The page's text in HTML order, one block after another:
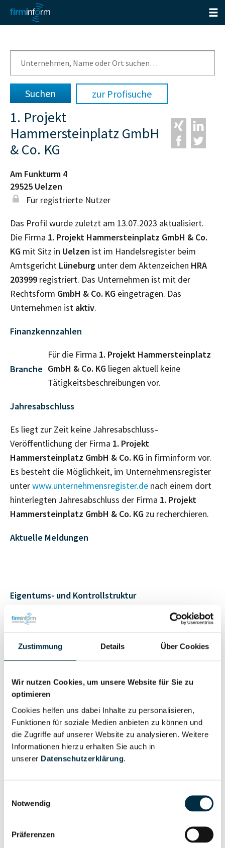
Zustimmung Details Über Cookies
Wir nutzen Cookies, um unsere Website für Sie zu
optimieren
Cookies helfen uns dabei Inhalte zu personalisieren,
Funktionen für soziale Medien anbieten zu können und
die Zugriffe auf unserer Website zu analysieren. Weitere
Informationen hierzu erhalten Sie auch in
unserer Datenschutzerklärung.
Notwendig
Präferenzen
zur Profisuche
1. Projekt
Hammersteinplatz GmbH
& Co. KG
Am Funkturm 4
29525 Uelzen
Für registrierte Nutzer
Das Profil wurde zuletzt am 13.07.2023 aktualisiert.
Die Firma 1. Projekt Hammersteinplatz GmbH & Co.
KG mit Sitz in Uelzen ist im Handelsregister beim
Amtsgericht Lüneburg unter dem Aktenzeichen HRA
203999 registriert. Das Unternehmen ist mit der
Rechtsform GmbH & Co. KG eingetragen. Das
Unternehmen ist aktiv.
Finanzkennzahlen
Branche
Für die Firma 1. Projekt Hammersteinplatz
GmbH & Co. KG liegen aktuell keine
Tätigkeitsbeschreibungen vor.
Jahresabschluss
Es liegt zur Zeit keine Jahresabschluss–
Veröffentlichung der Firma 1. Projekt
Hammersteinplatz GmbH & Co. KG in firminform vor.
Es besteht die Möglichkeit, im Unternehmensregister
unterwww.unternehmensregister.de nach einem dort
hinterlegten Jahresabschluss der Firma 1. Projekt
Hammersteinplatz GmbH & Co. KG zu recherchieren.
Aktuelle Meldungen
Eigentums- und Kontrollstruktur
Gesellschafterstruktur
Vollständiges
Unternehmensprofil
Unternehmensnetzwerk
Vollständiges
anfragen
Wirtschaftlich
Vollständiges
Unternehmensprofil